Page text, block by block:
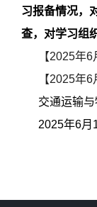
习报备情况，
查，对学习组
【2025年
【2025年
交通运输
2025年6月